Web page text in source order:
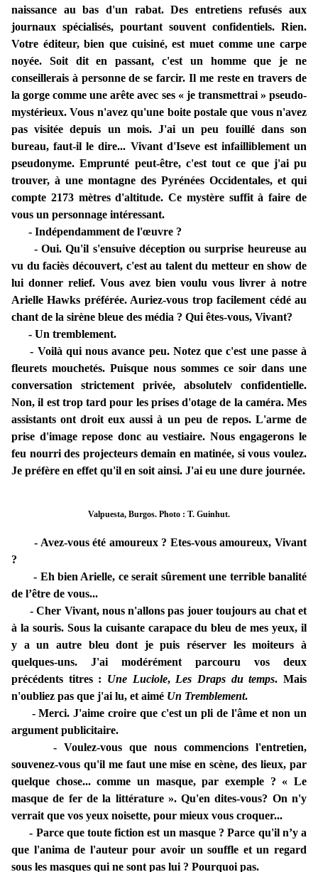
naissance au bas d'un rabat. Des entretiens refusés aux
journaux spécialisés, pourtant souvent confidentiels. Rien.
Votre éditeur, bien que cuisiné, est muet comme une carpe
noyée. Soit dit en passant, c'est un homme que je ne
conseillerais à personne de se farcir. Il me reste en travers de
la gorge comme une arête avec ses « je transmettrai » pseudo-
mystérieux. Vous n'avez qu'une boite postale que vous n'avez
pas visitée depuis un mois. J'ai un peu fouillé dans son
bureau, faut-il le dire... Vivant d'Iseve est infailliblement un
pseudonyme. Emprunté peut-être, c'est tout ce que j'ai pu
trouver, à une montagne des Pyrénées Occidentales, et qui
compte 2173 mètres d'altitude. Ce mystère suffit à faire de
vous un personnage intéressant.
- Indépendamment de l'œuvre ?
- Oui. Qu'il s'ensuive déception ou surprise heureuse au
vu du faciès découvert, c'est au talent du metteur en show de
lui donner relief. Vous avez bien voulu vous livrer à notre
Arielle Hawks préférée. Auriez-vous trop facilement cédé au
chant de la sirène bleue des média ? Qui êtes-vous, Vivant?
- Un tremblement.
- Voilà qui nous avance peu. Notez que c'est une passe à
fleurets mouchetés. Puisque nous sommes ce soir dans une
conversation strictement privée, absolutelv confidentielle.
Non, il est trop tard pour les prises d'otage de la caméra. Mes
assistants ont droit eux aussi à un peu de repos. L'arme de
prise d'image repose donc au vestiaire. Nous engagerons le
feu nourri des projecteurs demain en matinée, si vous voulez.
Je préfère en effet qu'il en soit ainsi. J'ai eu une dure journée.
Valpuesta, Burgos. Photo : T. Guinhut.
- Avez-vous été amoureux ? Etes-vous amoureux, Vivant
?
- Eh bien Arielle, ce serait sûrement une terrible banalité
de l’être de vous...
- Cher Vivant, nous n'allons pas jouer toujours au chat et
à la souris. Sous la cuisante carapace du bleu de mes yeux, il
y a un autre bleu dont je puis réserver les moiteurs à
quelques-uns. J'ai modérément parcouru vos deux
précédents titres : Une Luciole, Les Draps du temps. Mais
n'oubliez pas que j'ai lu, et aimé Un Tremblement.
- Merci. J'aime croire que c'est un pli de l'âme et non un
argument publicitaire.
- Voulez-vous que nous commencions l'entretien,
souvenez-vous qu'il me faut une mise en scène, des lieux, par
quelque chose... comme un masque, par exemple ? « Le
masque de fer de la littérature ». Qu'en dites-vous? On n'y
verrait que vos yeux noisette, pour mieux vous croquer...
- Parce que toute fiction est un masque ? Parce qu'il n’y a
que l'anima de l'auteur pour avoir un souffle et un regard
sous les masques qui ne sont pas lui ? Pourquoi pas.